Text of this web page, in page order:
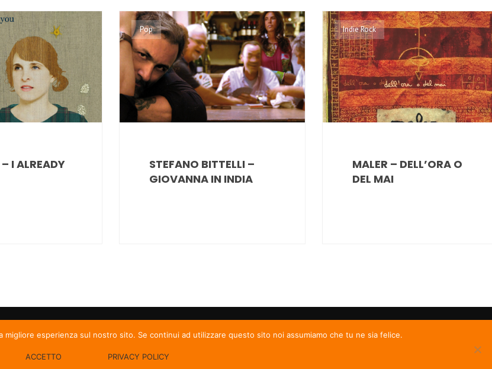
I ALREADY
Pop
STEFANO BITTELLI –
GIOVANNA IN INDIA
Indie Rock
MALER – DELL’ORA O
DEL MAI
esperienza sul nostro sito. Se continui ad utilizzare questo sito noi assumiamo che tu ne sia felice.
ACCETTO PRIVACY POLICY